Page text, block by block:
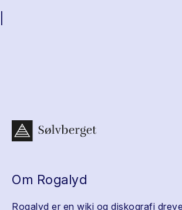
Om Rogalyd
Rogalyd er en wiki og diskografi